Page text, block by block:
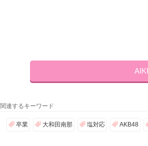
関連するキーワード
卒業 大和田南那 塩対応 AKB48